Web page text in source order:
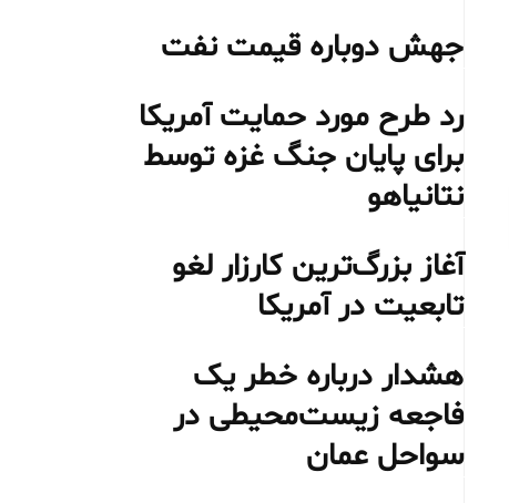
جهش دوباره قیمت نفت
رد طرح مورد حمایت آمریکا
برای پایان جنگ غزه توسط
نتانیاهو
آغاز بزرگ‌ترین کارزار لغو
تابعیت در آمریکا
هشدار درباره خطر یک
فاجعه زیست‌محیطی در
سواحل عمان